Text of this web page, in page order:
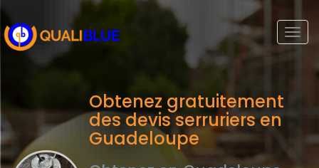
Obtenez gratuitement
des devis serruriers en
Guadeloupe